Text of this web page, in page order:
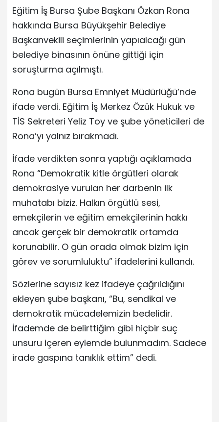
Eğitim İş Bursa Şube Başkanı Özkan Rona
hakkında Bursa Büyükşehir Belediye
Başkanvekili seçimlerinin yapıalcağı gün
belediye binasının önüne gittiği için
soruşturma açılmıştı.
Rona bugün Bursa Emniyet Müdürlüğü’nde
ifade verdi. Eğitim İş Merkez Özük Hukuk ve
TİS Sekreteri Yeliz Toy ve şube yöneticileri de
Rona’yı yalnız bırakmadı.
İfade verdikten sonra yaptığı açıklamada
Rona “Demokratik kitle örgütleri olarak
demokrasiye vurulan her darbenin ilk
muhatabı biziz. Halkın örgütlü sesi,
emekçilerin ve eğitim emekçilerinin hakkı
ancak gerçek bir demokratik ortamda
korunabilir. O gün orada olmak bizim için
görev ve sorumluluktu” ifadelerini kullandı.
Sözlerine sayısız kez ifadeye çağrıldığını
ekleyen şube başkanı, “Bu, sendikal ve
demokratik mücadelemizin bedelidir.
İfademde de belirttiğim gibi hiçbir suç
unsuru içeren eylemde bulunmadım. Sadece
irade gaspına tanıklık ettim” dedi.